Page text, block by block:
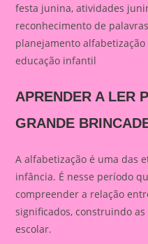
festa junina, atividades
reconhecimento de
planejamento
educação infantil
APRENDER A LER
GRANDE
A alfabetização é uma das
infância. É nesse período
compreender a relação
significados, construindo
escolar.